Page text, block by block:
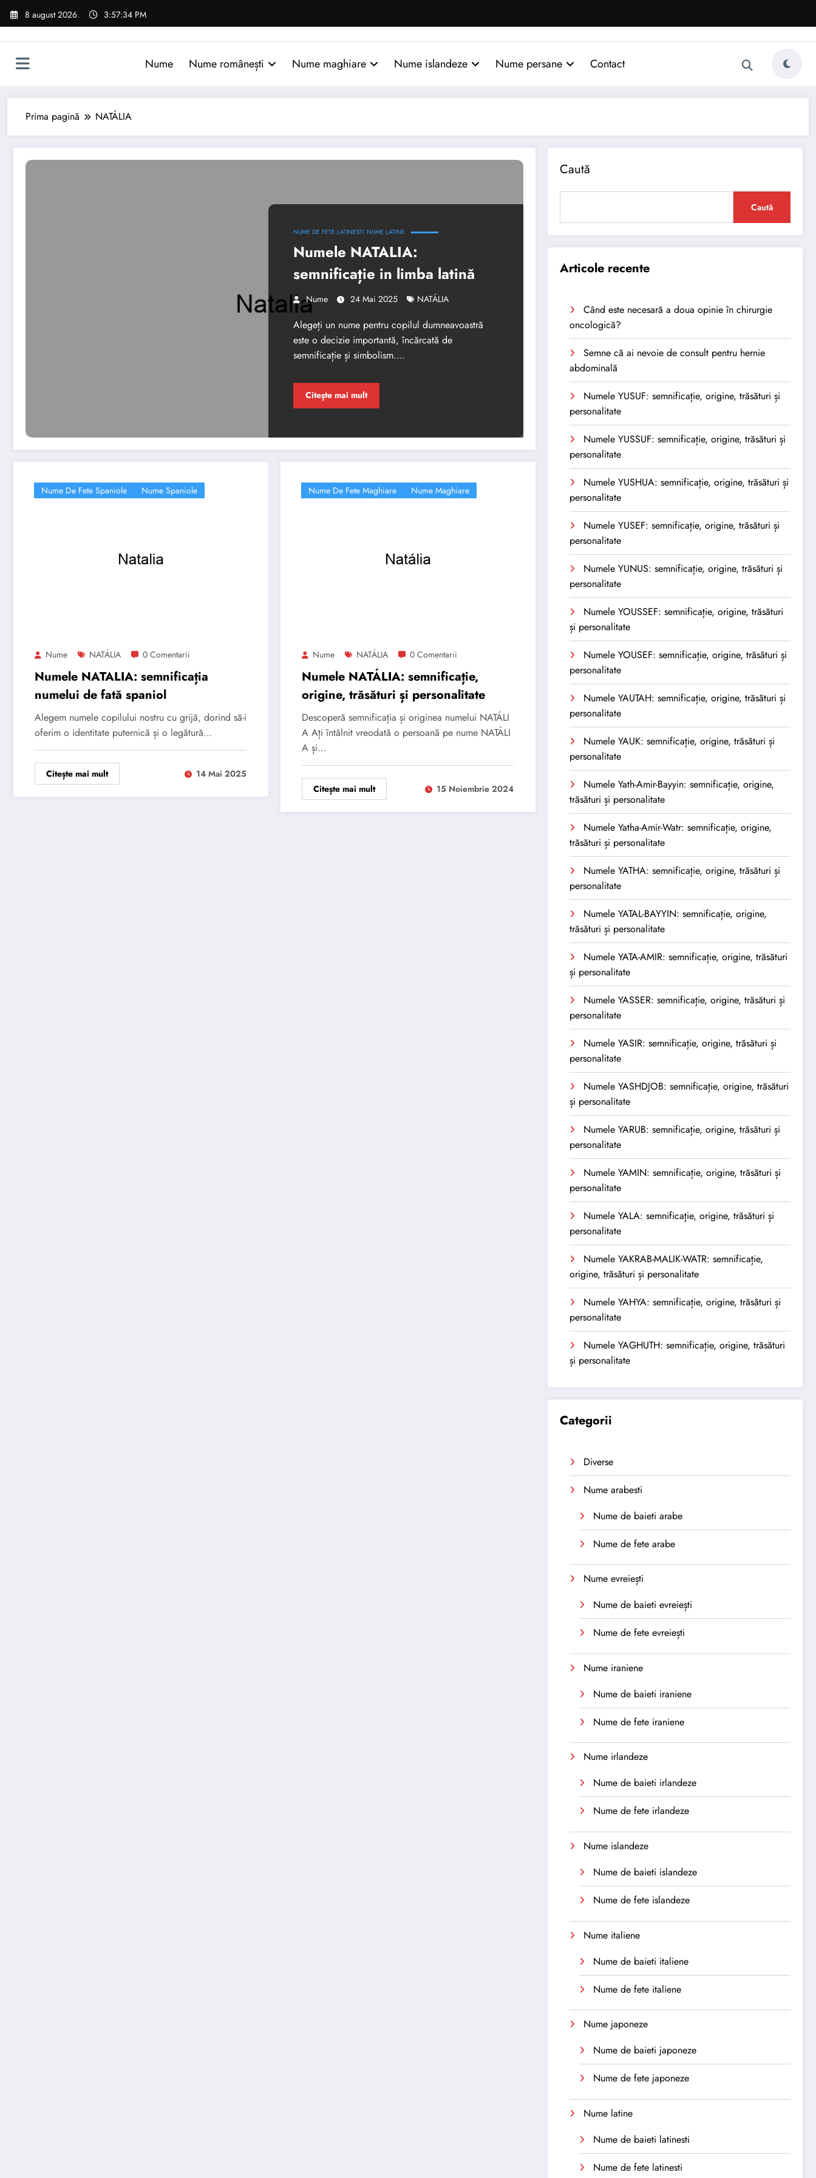
Sari
8 august 2026 3:57:35 PM
Nume Nume românești Nume maghiare Nume islandeze Nume persane Contact
Prima pagină NATÁLIA
NUME DE FETE LATINESTI NUME LATINE
Numele NATALIA:
semnificație in limba latină
Nume 24 Mai 2025 NATÁLIA
Alegeți un nume pentru copilul dumneavoastră
este o decizie importantă, încărcată de
semnificație și simbolism.…
Citește mai mult
Nume De Fete Spaniole Nume Spaniole
Nume NATÁLIA 0 Comentarii
Numele NATALIA: semnificația
numelui de fată spaniol
Alegem numele copilului nostru cu grijă, dorind să-i
oferim o identitate puternică și o legătură…
Citește mai mult 14 Mai 2025
Nume De Fete Maghiare Nume Maghiare
Nume NATÁLIA 0 Comentarii
Numele NATÁLIA: semnificație,
origine, trăsături și personalitate
Descoperă semnificația și originea numelui NATÁLI
A Ați întâlnit vreodată o persoană pe nume NATÁLI
A și…
Citește mai mult 15 Noiembrie 2024
Caută
Caută
Articole recente
Când este necesară a doua opinie în chirurgie
oncologică?
Semne că ai nevoie de consult pentru hernie
abdominală
Numele YUSUF: semnificație, origine, trăsături și
personalitate
Numele YUSSUF: semnificație, origine, trăsături și
personalitate
Numele YUSHUA: semnificație, origine, trăsături și
personalitate
Numele YUSEF: semnificație, origine, trăsături și
personalitate
Numele YUNUS: semnificație, origine, trăsături și
personalitate
Numele YOUSSEF: semnificație, origine, trăsături
și personalitate
Numele YOUSEF: semnificație, origine, trăsături și
personalitate
Numele YAUTAH: semnificație, origine, trăsături și
personalitate
Numele YAUK: semnificație, origine, trăsături și
personalitate
Numele Yath-Amir-Bayyin: semnificație, origine,
trăsături și personalitate
Numele Yatha-Amir-Watr: semnificație, origine,
trăsături și personalitate
Numele YATHA: semnificație, origine, trăsături și
personalitate
Numele YATAL-BAYYIN: semnificație, origine,
trăsături și personalitate
Numele YATA-AMIR: semnificație, origine, trăsături
și personalitate
Numele YASSER: semnificație, origine, trăsături și
personalitate
Numele YASIR: semnificație, origine, trăsături și
personalitate
Numele YASHDJOB: semnificație, origine, trăsături
și personalitate
Numele YARUB: semnificație, origine, trăsături și
personalitate
Numele YAMIN: semnificație, origine, trăsături și
personalitate
Numele YALA: semnificație, origine, trăsături și
personalitate
Numele YAKRAB-MALIK-WATR: semnificație,
origine, trăsături și personalitate
Numele YAHYA: semnificație, origine, trăsături și
personalitate
Numele YAGHUTH: semnificație, origine, trăsături
și personalitate
Categorii
Diverse
Nume arabesti
Nume de baieti arabe
Nume de fete arabe
Nume evreiești
Nume de baieti evreiești
Nume de fete evreiești
Nume iraniene
Nume de baieti iraniene
Nume de fete iraniene
Nume irlandeze
Nume de baieti irlandeze
Nume de fete irlandeze
Nume islandeze
Nume de baieti islandeze
Nume de fete islandeze
Nume italiene
Nume de baieti italiene
Nume de fete italiene
Nume japoneze
Nume de baieti japoneze
Nume de fete japoneze
Nume latine
Nume de baieti latinesti
Nume de fete latinesti